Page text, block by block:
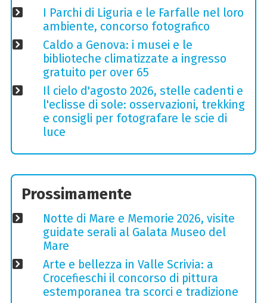
I Parchi di Liguria e le Farfalle nel loro
ambiente, concorso fotografico
Caldo a Genova: i musei e le
biblioteche climatizzate a ingresso
gratuito per over 65
Il cielo d'agosto 2026, stelle cadenti e
l'eclisse di sole: osservazioni, trekking
e consigli per fotografare le scie di
luce
Prossimamente
Notte di Mare e Memorie 2026, visite
guidate serali al Galata Museo del
Mare
Arte e bellezza in Valle Scrivia: a
Crocefieschi il concorso di pittura
estemporanea tra scorci e tradizione